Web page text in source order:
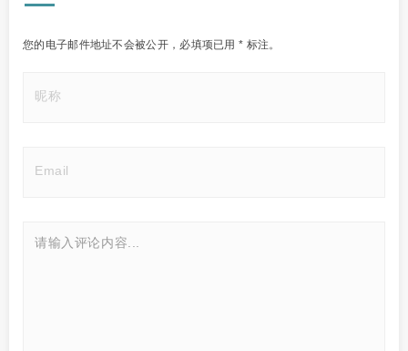
您的电子邮件地址不会被公开， 必填项已用* 标注。